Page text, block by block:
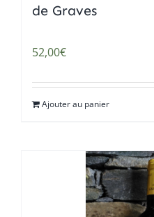
de Graves
52,00€
Ajouter au panier